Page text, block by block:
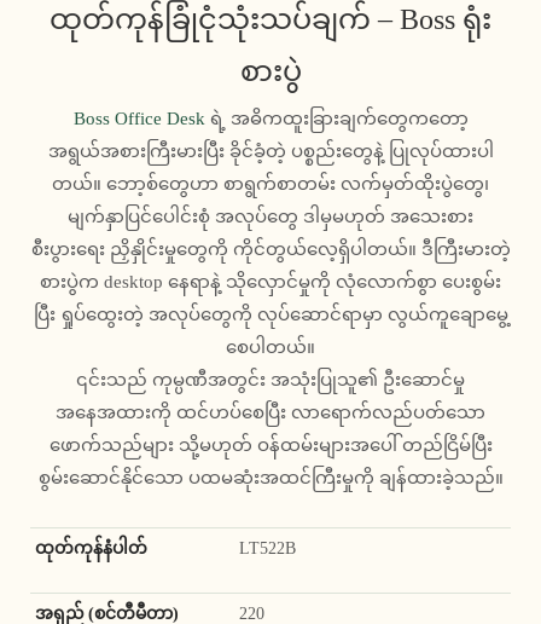
ထုတ်ကုန်ခြုံငုံသုံးသပ်ချက် – Boss ရုံး
စားပွဲ
Boss Office Deskရဲ့ အဓိကထူးခြားချက်တွေကတော့
အရွယ်အစားကြီးမားပြီး ခိုင်ခံ့တဲ့ ပစ္စည်းတွေနဲ့ ပြုလုပ်ထားပါ
တယ်။ ဘော့စ်တွေဟာ စာရွက်စာတမ်း လက်မှတ်ထိုးပွဲတွေ၊
မျက်နှာပြင်ပေါင်းစုံ အလုပ်တွေ ဒါမှမဟုတ် အသေးစား
စီးပွားရေး ညှိနှိုင်းမှုတွေကို ကိုင်တွယ်လေ့ရှိပါတယ်။ ဒီကြီးမားတဲ့
စားပွဲက desktop နေရာနဲ့ သိုလှောင်မှုကို လုံလောက်စွာ ပေးစွမ်း
ပြီး ရှုပ်ထွေးတဲ့ အလုပ်တွေကို လုပ်ဆောင်ရာမှာ လွယ်ကူချောမွေ့
စေပါတယ်။
၎င်းသည် ကုမ္ပဏီအတွင်း အသုံးပြုသူ၏ ဦးဆောင်မှု
အနေအထားကို ထင်ဟပ်စေပြီး လာရောက်လည်ပတ်သော
ဖောက်သည်များ သို့မဟုတ် ဝန်ထမ်းများအပေါ် တည်ငြိမ်ပြီး
စွမ်းဆောင်နိုင်သော ပထမဆုံးအထင်ကြီးမှုကို ချန်ထားခဲ့သည်။
ထုတ်ကုန်နံပါတ် LT522B
အရှည် (စင်တီမီတာ) 220